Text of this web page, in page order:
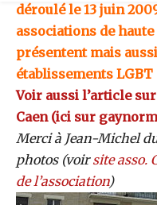
déroulé le 13 juin
associations de
présentent mais
établissements
Voir aussi l’article
Caen (ici sur
Merci à Jean-Michel
photos (voirsite asso.
de l’association)